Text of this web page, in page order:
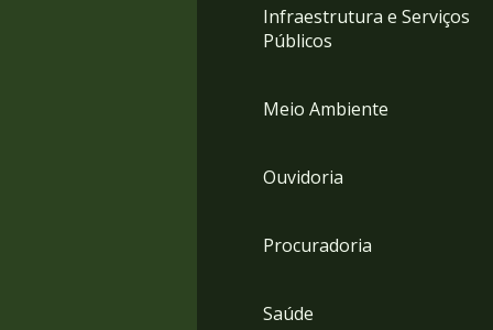
Infraestrutura e Serviços
Públicos
Meio Ambiente
Ouvidoria
Procuradoria
Saúde